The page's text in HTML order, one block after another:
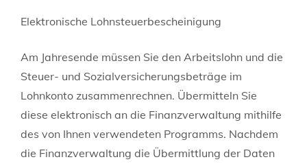
Elektronische Lohnsteuerbescheinigung
Am Jahresende müssen Sie den Arbeitslohn und die
Steuer- und Sozialversicherungsbeträge im
Lohnkonto zusammenrechnen. Übermitteln Sie
diese elektronisch an die Finanzverwaltung mithilfe
des von Ihnen verwendeten Programms. Nachdem
die Finanzverwaltung die Übermittlung der Daten